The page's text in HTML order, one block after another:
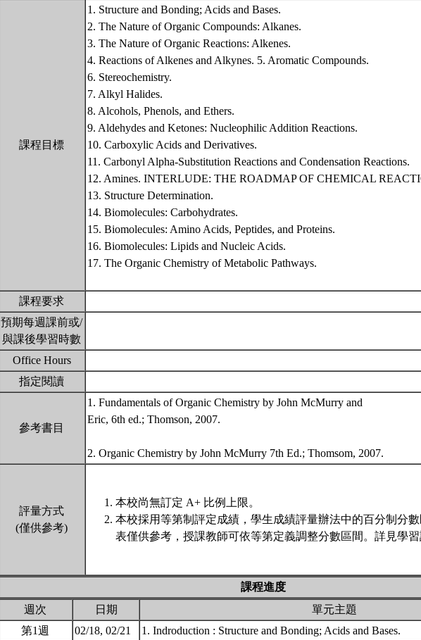
課程目標
1. Structure and Bonding; Acids and Bases.
2. The Nature of Organic Compounds: Alkanes.
3. The Nature of Organic Reactions: Alkenes.
4. Reactions of Alkenes and Alkynes. 5. Aromatic Compounds.
6. Stereochemistry.
7. Alkyl Halides.
8. Alcohols, Phenols, and Ethers.
9. Aldehydes and Ketones: Nucleophilic Addition Reactions.
10. Carboxylic Acids and Derivatives.
11. Carbonyl Alpha-Substitution Reactions and Condensation Reactions.
12. Amines. INTERLUDE: THE ROADMAP OF CHEMICAL
13. Structure Determination.
14. Biomolecules: Carbohydrates.
15. Biomolecules: Amino Acids, Peptides, and Proteins.
16. Biomolecules: Lipids and Nucleic Acids.
17. The Organic Chemistry of Metabolic Pathways.
課程要求
預期每週課前或/
與課後學習時數
Office Hours
指定閱讀
參考書目
1. Fundamentals of Organic Chemistry by John McMurry and
Eric, 6th ed.; Thomson, 2007.
2. Organic Chemistry by John McMurry 7th Ed.; Thomsom, 2007.
評量方式
(僅供參考)
本校尚無訂定 A+ 比例上限。
本校採用等第制評定成績，學生成績評量辦法中的百分制分
表僅供參考，授課教師可依等第定義調整分數區間。詳見學
課程進度
週次
日期
單元主題
第1週
02/18, 02/21 1. Indroduction : Structure and Bonding; Acids and Bases.